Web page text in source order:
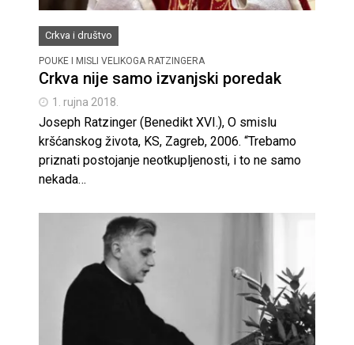
Crkva i društvo
POUKE I MISLI VELIKOGA RATZINGERA
Crkva nije samo izvanjski poredak
1. rujna 2018.
Joseph Ratzinger (Benedikt XVI.), O smislu
kršćanskog života, KS, Zagreb, 2006. “Trebamo
priznati postojanje neotkupljenosti, i to ne samo
nekada…